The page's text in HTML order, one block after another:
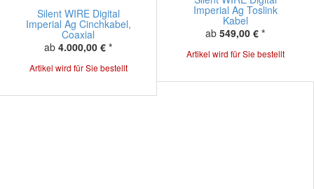
Silent WIRE Digital
Imperial Ag Cinchkabel,
Coaxial
ab 4.000,00 € *
Artikel wird für Sie bestellt
Imperial Ag Toslink
Kabel
ab 549,00 € *
Artikel wird für Sie bestellt